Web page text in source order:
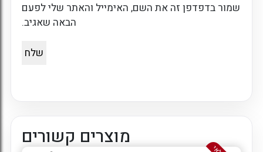
שמור בדפדפן זה את השם, האימייל והאתר שלי לפעם
הבאה שאגיב.
מוצרים קשורים